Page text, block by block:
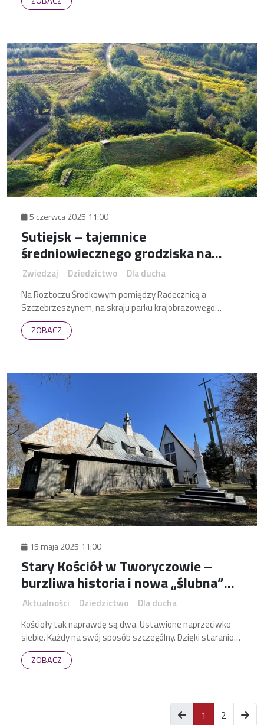
5 czerwca 2025 11:00
Sutiejsk – tajemnice
średniowiecznego grodziska na
Roztoczu
Zwiedzaj Dziedzictwo
Dla ducha
Na Roztoczu Środkowym pomiędzy Radecznicą a
Szczebrzeszynem, na skraju parku krajobrazowego
znajduje się szczególne miejsce, bardzo stare i pełne
tajemnic.
ZOBACZ
15 maja 2025 11:00
Stary Kościół w Tworyczowie –
burzliwa historia i nowa „ślubna”
nadzieja
Aktualności Dziedzictwo
Dla ducha
Kościoły tak naprawdę są dwa. Ustawione naprzeciwko
siebie. Każdy na swój sposób szczególny. Dzięki staraniom
nowego wójta stary kościół w Tworyczowie niedługo
odzyska swój dawny blask.
ZOBACZ
1 posts.current
2